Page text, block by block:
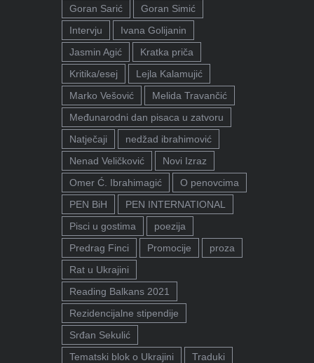
Goran Sarić
Goran Simić
Intervju
Ivana Golijanin
Jasmin Agić
Kratka priča
Kritika/esej
Lejla Kalamujić
Marko Vešović
Melida Travančić
Međunarodni dan pisaca u zatvoru
Natječaji
nedžad ibrahimović
Nenad Veličković
Novi Izraz
Omer Ć. Ibrahimagić
O penovcima
PEN BiH
PEN INTERNATIONAL
Pisci u gostima
poezija
Predrag Finci
Promocije
proza
Rat u Ukrajini
Reading Balkans 2021
Rezidencijalne stipendije
Srđan Sekulić
Tematski blok o Ukrajini
Traduki